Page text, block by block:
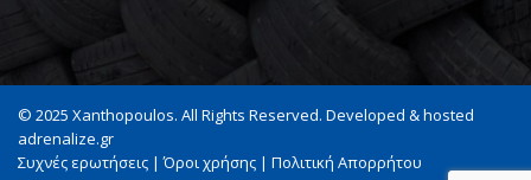
© 2025 Xanthopoulos. All Rights Reserved. Developed & hosted
adrenalize.gr
Συχνές ερωτήσεις |Όροι χρήσης | Πολιτική Απορρήτου